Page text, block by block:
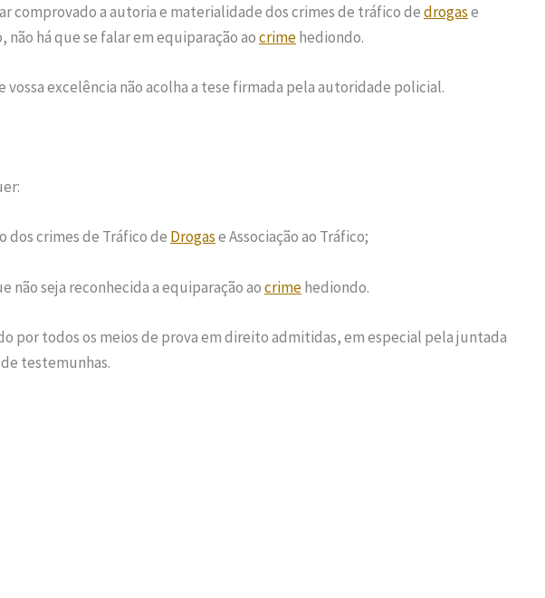
comprovado a autoria e materialidade dos crimes de tráfico dedrogase
não há que se falar em equiparação aocrimehediondo.
vossa excelência não acolha a tese firmada pela autoridade policial.
dos crimes de Tráfico de Drogase Associação ao Tráfico;
não seja reconhecida a equiparação aocrimehediondo.
por todos os meios de prova em direito admitidas, em especial pela juntada
testemunhas.